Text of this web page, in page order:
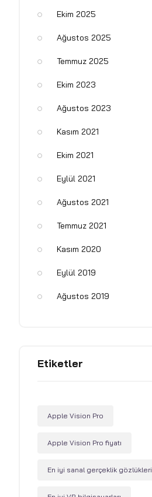
Ekim 2025
Ağustos 2025
Temmuz 2025
Ekim 2023
Ağustos 2023
Kasım 2021
Ekim 2021
Eylül 2021
Ağustos 2021
Temmuz 2021
Kasım 2020
Eylül 2019
Ağustos 2019
Etiketler
Apple Vision Pro
Apple Vision Pro fiyatı
En iyi sanal gerçeklik gözlükleri